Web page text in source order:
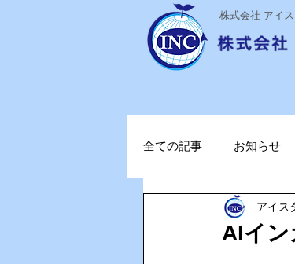
株式会社 アイ
全ての記事 お知らせ
ステライザ 感染
AIイン
アイス